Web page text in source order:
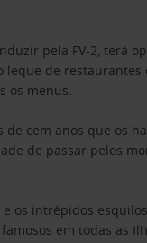
pela FV-2, terá
de restaurantes
os menus.
cem anos que os
de passar pelos
os intrépidos
em todas as